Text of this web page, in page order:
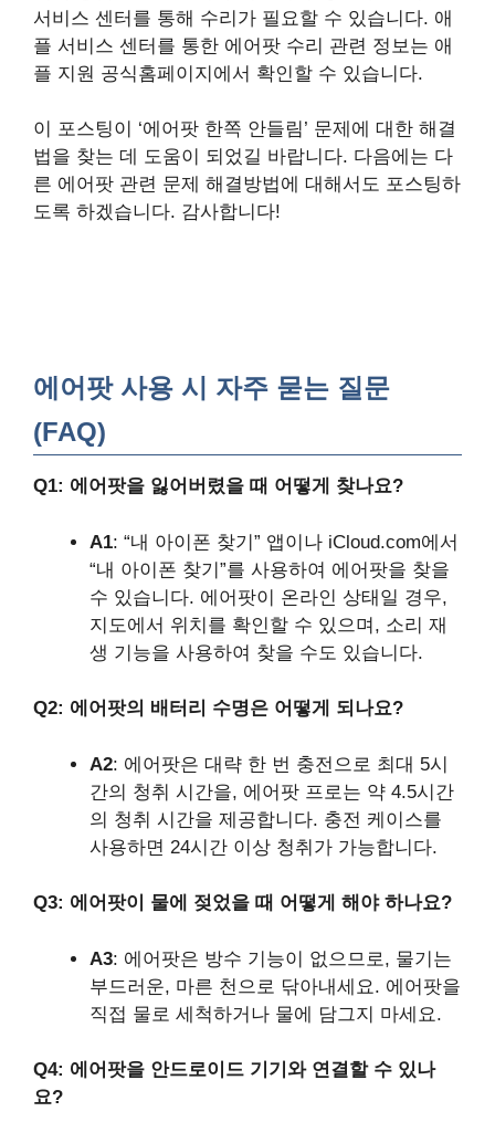
서비스 센터를 통해 수리가 필요할 수 있습니다. 애
플 서비스 센터를 통한 에어팟 수리 관련 정보는 애
플 지원 공식홈페이지에서 확인할 수 있습니다.
이 포스팅이 ‘에어팟 한쪽 안들림’ 문제에 대한 해결
법을 찾는 데 도움이 되었길 바랍니다. 다음에는 다
른 에어팟 관련 문제 해결방법에 대해서도 포스팅하
도록 하겠습니다. 감사합니다!
에어팟 사용 시 자주 묻는 질문
(FAQ)
Q1: 에어팟을 잃어버렸을 때 어떻게 찾나요?
A1: “내 아이폰 찾기” 앱이나 iCloud.com에서
“내 아이폰 찾기”를 사용하여 에어팟을 찾을
수 있습니다. 에어팟이 온라인 상태일 경우,
지도에서 위치를 확인할 수 있으며, 소리 재
생 기능을 사용하여 찾을 수도 있습니다.
Q2: 에어팟의 배터리 수명은 어떻게 되나요?
A2: 에어팟은 대략 한 번 충전으로 최대 5시
간의 청취 시간을, 에어팟 프로는 약 4.5시간
의 청취 시간을 제공합니다. 충전 케이스를
사용하면 24시간 이상 청취가 가능합니다.
Q3: 에어팟이 물에 젖었을 때 어떻게 해야 하나요?
A3: 에어팟은 방수 기능이 없으므로, 물기는
부드러운, 마른 천으로 닦아내세요. 에어팟을
직접 물로 세척하거나 물에 담그지 마세요.
Q4: 에어팟을 안드로이드 기기와 연결할 수 있나
요?